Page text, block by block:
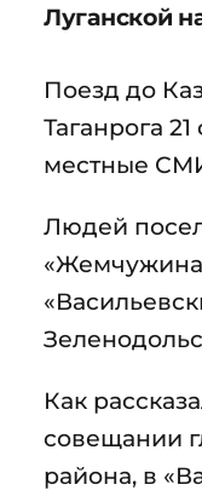
Луганской
Поезд до
Таганрога
местные
Людей
Как
совещании
района, в